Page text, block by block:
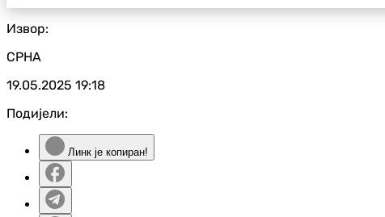
Извор:
СРНА
19.05.2025 19:18
Подијели:
Линк је копиран!